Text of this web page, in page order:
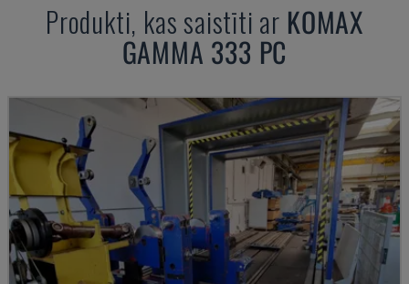
Produkti, kas saistīti ar KOMAX
GAMMA 333 PC